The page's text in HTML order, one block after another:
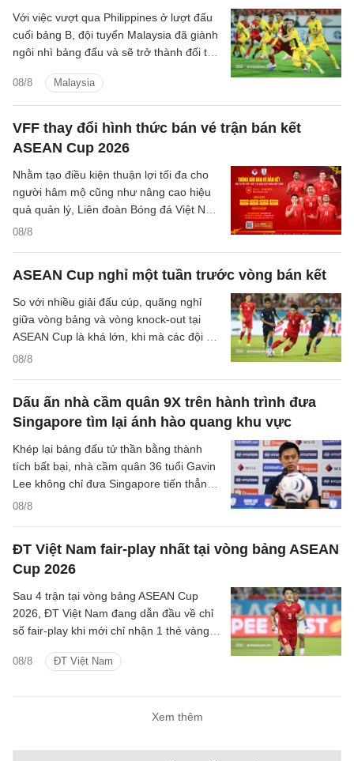
08/8 Malaysia
Với việc vượt qua Philippines ở lượt đấu
cuối bảng B, đội tuyển Malaysia đã giành
ngôi nhì bảng đấu và sẽ trở thành đối thủ
hành trình bảo vệ ngôi vương Đông Nam
Á.
VFF thay đổi hình thức bán vé trận bán kết
ASEAN Cup 2026
08/8
Nhằm tạo điều kiện thuận lợi tối đa cho
người hâm mộ cũng như nâng cao hiệu
quả quản lý, Liên đoàn Bóng đá Việt Nam
(VFF) đã chính thức thông báo về việc
ASEAN Cup nghỉ một tuần trước vòng bán kết
08/8
So với nhiều giải đấu cúp, quãng nghỉ
giữa vòng bảng và vòng knock-out tại
ASEAN Cup là khá lớn, khi mà các đội sẽ
có quãng nghỉ lên tới một tuần cho các
Dấu ấn nhà cầm quân 9X trên hành trình đưa
Singapore tìm lại ánh hào quang khu vực
08/8
Khép lại bảng đấu tử thần bằng thành
tích bất bại, nhà cầm quân 36 tuổi Gavin
Lee không chỉ đưa Singapore tiến thẳng
vào bán kết ASEAN Cup 2026, mà còn
nhất khu vực.
ĐT Việt Nam fair-play nhất tại vòng bảng ASEAN
Cup 2026
08/8 ĐT Việt Nam
Sau 4 trận tại vòng bảng ASEAN Cup
2026, ĐT Việt Nam đang dẫn đầu về chỉ
số fair-play khi mới chỉ nhận 1 thẻ vàng
Xem thêm